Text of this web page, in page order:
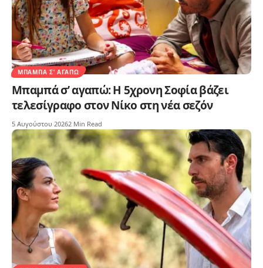
ΜΠΑΜΠΆ Σ’ ΑΓΑΠΏ
Μπαμπά σ’ αγαπώ: Η 5χρονη Σοφία βάζει
τελεσίγραφο στον Νίκο στη νέα σεζόν
5 Αυγούστου 20262 Min Read